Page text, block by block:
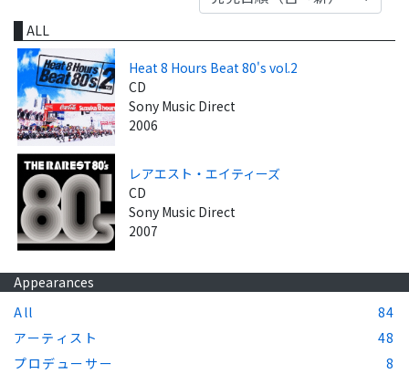
ALL
Heat 8 Hours Beat 80's vol.2
CD
Sony Music Direct
2006
レアエスト・エイティーズ
CD
Sony Music Direct
2007
Appearances
All
84
アーティスト
48
プロデューサー
8